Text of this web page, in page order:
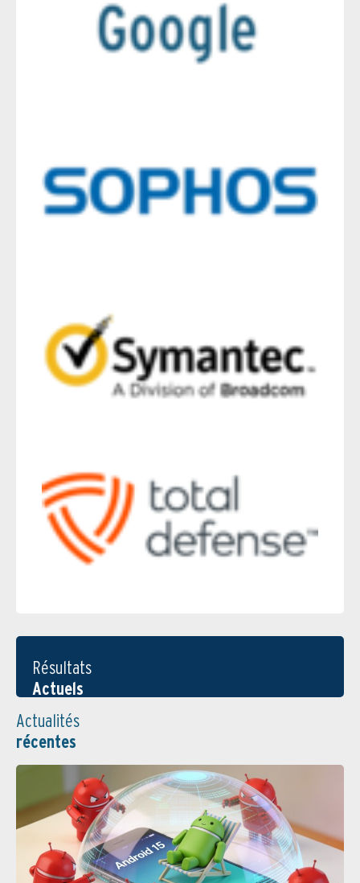
Résultats
Actuels
Actualités
récentes